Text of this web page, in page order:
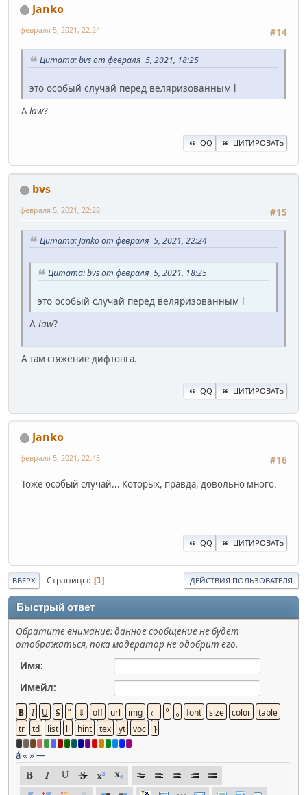
Janko
#14
февраля 5, 2021, 22:24
Цитата: bvs от февраля 5, 2021, 18:25
это особый случай перед веляризованным l
Alaw?
QQ ЦИТИРОВАТЬ
bvs
#15
февраля 5, 2021, 22:28
Цитата: Janko от февраля 5, 2021, 22:24
Цитата: bvs от февраля 5, 2021, 18:25
это особый случай перед веляризованным l
A law?
А там стяжение дифтонга.
QQ ЦИТИРОВАТЬ
Janko
#16
февраля 5, 2021, 22:45
Тоже особый случай... Которых, правда, довольно много.
QQ ЦИТИРОВАТЬ
ВВЕРХ Страницы 1 ДЕЙСТВИЯ ПОЛЬЗОВАТЕЛЯ
Быстрый ответ
Обратите внимание: данное сообщение не будет
отображаться, пока модератор не одобрит его.
Имя:
Имейл:
á« »—